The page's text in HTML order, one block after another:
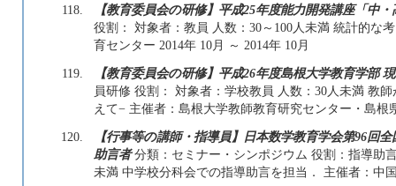
118.
【教育委員会の研修】平成25年度能力開発講座「中
役割： 対象者：教員 人数：30～100人未満 統計的な
育センター 2014年 10月 ～ 2014年 10月
119.
【教育委員会の研修】平成26年度島根大学教育学部
員研修 役割： 対象者：学校教員 人数：30人未満 教
えて− 主催者：島根大学教師教育研究センター・島根
120.
【行事等の講師・指導員】日本数学教育学会第96回
助言者分類：セミナー・シンポジウム 役割：指導助
未満 中学校分科会での指導助言を担当． 主催者：中